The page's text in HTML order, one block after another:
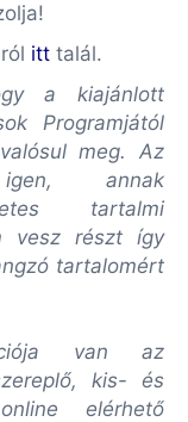
itt talál.
a kiajánlott
Programjától
meg. Az
annak
tartalmi
vesz részt így
tartalomért
van az
kis- és
elérhető